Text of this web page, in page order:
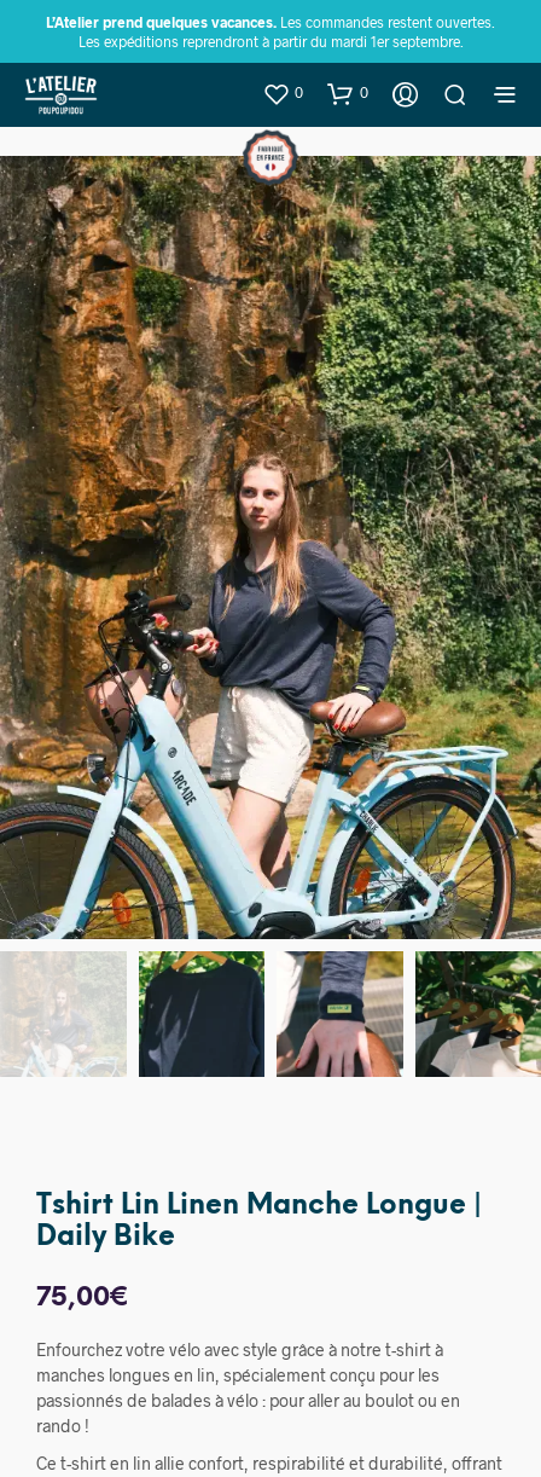
L’Atelier prend quelques vacances. Les commandes restent ouvertes.
Les expéditions reprendront à partir du mardi 1er septembre.
0 0
Tshirt Lin Linen Manche Longue |
Daily Bike
75,00€
Enfourchez votre vélo avec style grâce à notre t-shirt à
manches longues en lin, spécialement conçu pour les
passionnés de balades à vélo : pour aller au boulot ou en
rando !
Ce t-shirt en lin allie confort, respirabilité et durabilité, offrant